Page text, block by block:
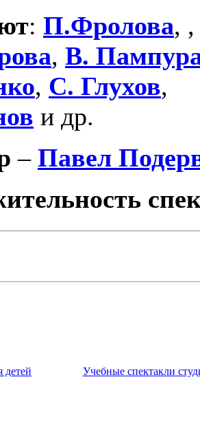
: П.Фролова,
, В.
, С. Глухов,
и др.
– Павел
детей Учебные спектакли